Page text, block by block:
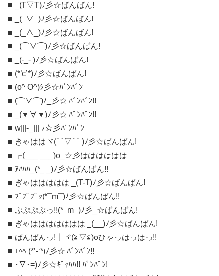
■ _(T▽T)ﾉ彡☆ばんばん!
■ _(¯▽¯)ﾉ彡☆ばんばん!
■ _(_△_)ﾉ彡☆ばんばん!
■ _(⌒▽⌒)ﾉ彡☆ばんばん!
■ _(-_- )ﾉ彡☆ばんばん!
■ (*’с’*)ﾉ彡☆ばんばん!
■ (o^ O^)ｼ彡☆ﾊﾞﾝﾊﾞﾝ
■ (⌒▽⌒)ﾉ_彡☆ ﾊﾞﾝﾊﾞﾝ!!
■ _(▼∀▼)ﾉ彡☆ ﾊﾞﾝﾊﾞﾝ!!
■ w|||-_||| ﾉ☆彡ﾊﾞﾝﾊﾞﾝ
■ きゃははヾ(⌒▽⌒ )ﾉ彡☆ばんばん!
■ ┏(___ ___)o_☆彡はははははは
■ ｱﾊﾊﾊ_(*_ _)ﾉ彡☆ばんばん!!
■ ぎゃははははは _(T-T)ﾉ彡☆ばんばん!
■ ﾌﾟﾌﾟﾌﾟｯ(*¯m¯)ﾉ彡☆ばんばん!!
■ ぷぷぷぷっ!!(*¯m¯)ﾉ彡_☆ばんばん!
■ ぎゃははははははは _(__)ﾉ彡☆ばんばん!
■ ばんばんっ!┃ヾ(≧▽≦)oひゃっはっはっ!!
■ ｴﾍﾍ (*’-‘*)ﾉ彡☆ ﾊﾞﾝﾊﾞﾝ!!
■ ･▽･=)ﾉ彡☆ｷﾞｬﾊﾊ!! ﾊﾞﾝﾊﾞﾝ!